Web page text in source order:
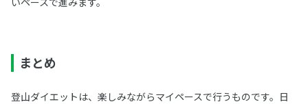
まとめ
登山ダイエットは、楽しみながらマイペースで行うものです。日